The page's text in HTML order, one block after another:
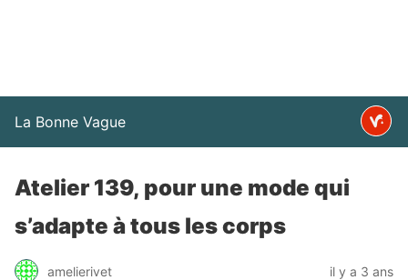
La Bonne Vague
Atelier 139, pour une mode qui
s’adapte à tous les corps
amelierivet il y a 3 ans